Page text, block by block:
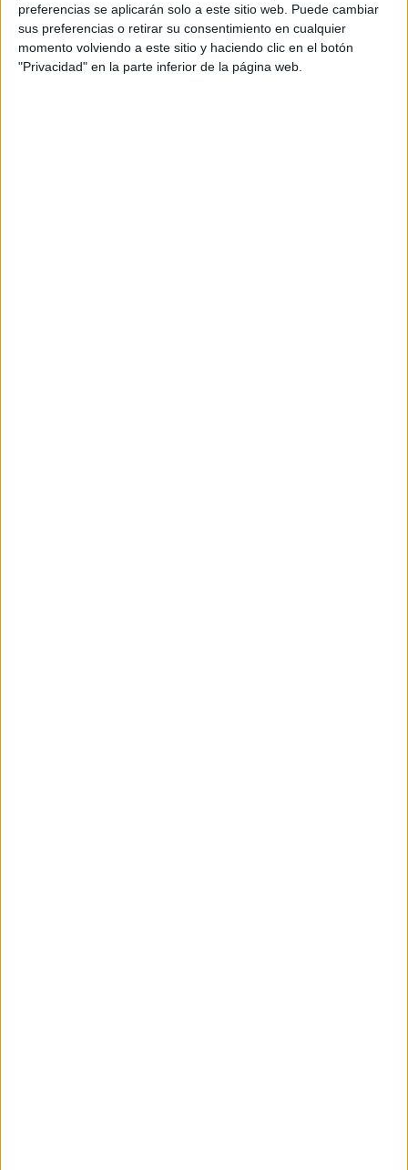
preferencias se aplicarán solo a este sitio web. Puede cambiar
sus preferencias o retirar su consentimiento en cualquier
momento volviendo a este sitio y haciendo clic en el botón
"Privacidad" en la parte inferior de la página web.
✅ Fábrica de Historias: creación de personajes,
escenarios, problemas narrativos, escritura y
creatividad literaria.